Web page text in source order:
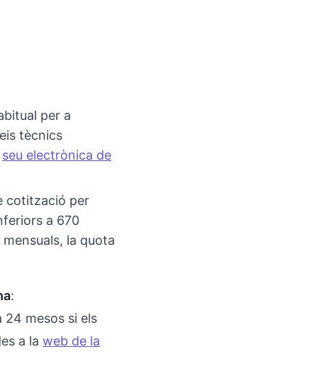
per a
tècnics
seu electrònica de
cotització per
a 670
la quota
:
24 mesos si els
a la web de la